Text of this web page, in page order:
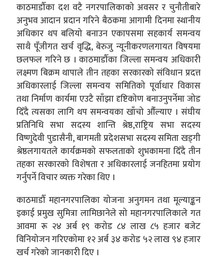
काठमाडौँका दश‌ वटै नगरपालिकाको अवसर र चुनौतीबारे
अनुभव आदान प्रदान गरिने बैठकमा आगामी दिनमा स्थानीय
अधिकार थप बलियो बनाउन एकापसमा सहकार्य समन्वय
साथै पूँजीगत खर्च वृद्धि, बेरुजु न्यूनीकरणलगायत विषयमा
छलफल गरिने छ । काठमाडौँका जिल्ला समन्वय अधिकारी
लक्ष्मण बिक्रम थापाले तीन तहका सरकारको संविधान प्रदत्त
अधिकारलाई जिल्ला समन्वय समितिको पूर्वाधार विकास
तथा निर्माण कार्यमा एउटै साँझा दृष्टिकोण बनाउनुपर्नेमा जोड
दिँदै त्यसका लागि थप समन्वयका खाँचो औँल्याए । संघीय
प्रतिनिधि सभा सदस्य शान्ति श्रेष्ठ,राष्ट्रिय सभा सदस्य
विष्णुदेवी पुडासैनी, बागमती प्रदेशसभा सदस्य समिता खड्गी
श्रेष्ठलगायतले कार्यक्रमको सफलताको शुभकामना दिँदै तीन
तहका सरकारको विशेषता र अधिकारलाई जनहितमा प्रयोग
गर्नुपर्ने विचार व्यक्त गरेका थिए ।
काठमाडौँ महानगरपालिका योजना अनुगमन तथा मूल्याङ्कन
इकाई प्रमुख सुमित्रा लामिछानेले सो महानगरपालिकाले गत
आवमा रू २४ अर्ब १९ करोड ८४ लाख ८५ हजार बजेट
विनियोजन गरिएकोमा १२ अर्ब ३४ करोड ५२ लाख ९४ हजार
खर्च गरेको जानकारी दिए ।